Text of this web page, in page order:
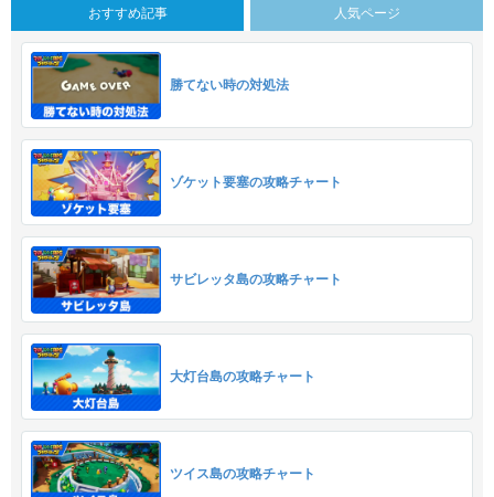
おすすめ記事 人気ページ
勝てない時の対処法
ゾケット要塞の攻略チャート
サビレッタ島の攻略チャート
大灯台島の攻略チャート
ツイス島の攻略チャート